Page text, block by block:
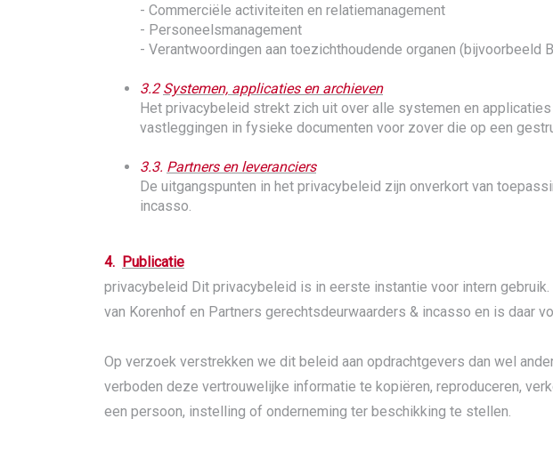
- Commerciële activiteiten en relatiemanagement
- Personeelsmanagement
- Verantwoordingen aan toezichthoudende organen (bijvoorbeeld
3.2 Systemen, applicaties en archieven
Het privacybeleid strekt zich uit over alle systemen en
vastleggingen in fysieke documenten voor zover die op een
3.3. Partners en leveranciers
De uitgangspunten in het privacybeleid zijn onverkort van
incasso.
4. Publicatie
privacybeleid Dit privacybeleid is in eerste instantie voor intern
van Korenhof en Partners gerechtsdeurwaarders & incasso en is daar
Op verzoek verstrekken we dit beleid aan opdrachtgevers dan wel
verboden deze vertrouwelijke informatie te kopiëren, reproduceren,
een persoon, instelling of onderneming ter beschikking te stellen.